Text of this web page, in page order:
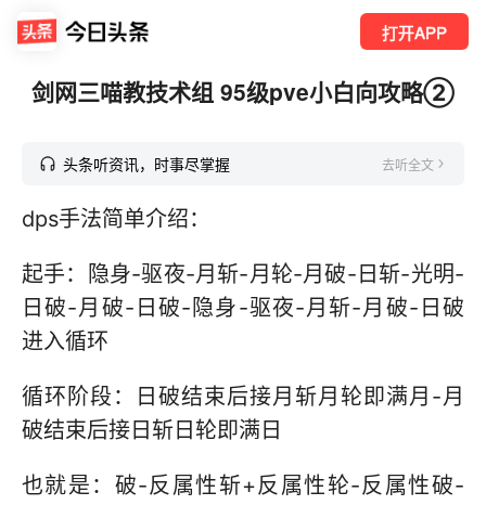
打开APP
剑网三喵教技术组 95级pve小白向攻略②
头条听资讯，时事尽掌握 去听全文
dps手法简单介绍：
起手：隐身-驱夜-月斩-月轮-月破-日斩-光明-
日破-月破-日破-隐身-驱夜-月斩-月破-日破
进入循环
循环阶段：日破结束后接月斩月轮即满月-月
破结束后接日斩日轮即满日
也就是：破-反属性斩+反属性轮-反属性破-